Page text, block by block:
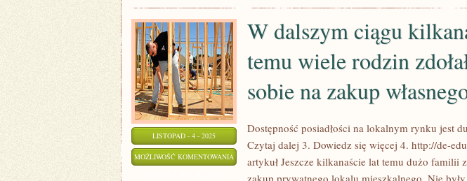
LISTOPAD - 4 - 2025
MOŻLIWOŚĆ KOMENTOWANIA
DALSZYM
W dalszym ciągu
temu wiele rodzin
sobie na zakup
Dostępność posiadłości na lokalnym rynku jest
Czytaj dalej 3. Dowiedz się więcej 4. http://de-
artykuł Jeszcze kilkanaście lat temu dużo familii
zakup prywatnego lokalu mieszkalnego. Nie